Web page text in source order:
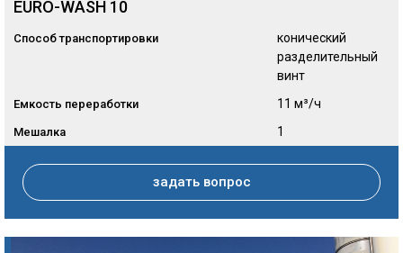
EURO-WASH 10
Способ транспортировки
конический
разделительный
винт
Емкость переработки 11 м³/ч
Мешалка 1
задать вопрос